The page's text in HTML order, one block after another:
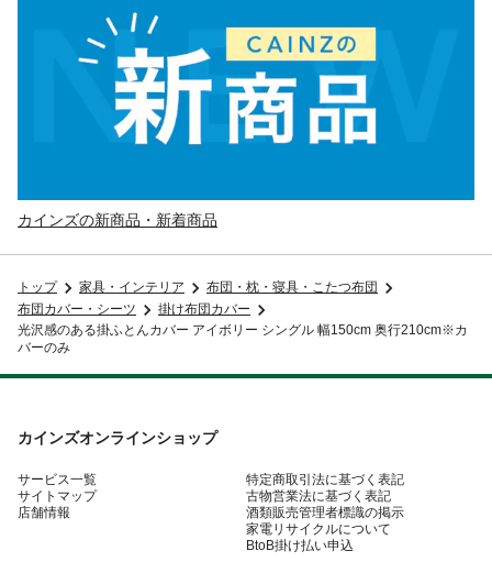
カインズの新商品・新着商品
トップ 家具・インテリア
布団・枕・寝具・こたつ布団
布団カバー・シーツ
掛け布団カバー
光沢感のある掛ふとんカバー アイボリー シングル 幅150cm 奥行210cm※カ
バーのみ
カインズオンラインショップ
サービス一覧
サイトマップ
店舗情報
特定商取引法に基づく表記
古物営業法に基づく表記
酒類販売管理者標識の掲示
家電リサイクルについて
BtoB掛け払い申込